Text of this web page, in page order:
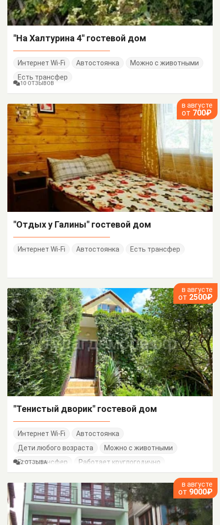
"На Халтурина 4" гостевой дом
Интернет Wi-Fi Автостоянка
Можно с животными
Есть трансфер
10 ОТЗЫВОВ
в августе
от 700₽
"Отдых у Галины" гостевой дом
Интернет Wi-Fi Автостоянка Есть трансфер
в августе
от 2500₽
"Тенистый дворик" гостевой дом
Интернет Wi-Fi
Автостоянка
Дети любого возраста
Можно с животными
Есть трансфер
Работает круглогодично
2 ОТЗЫВА
в августе
от 9000₽